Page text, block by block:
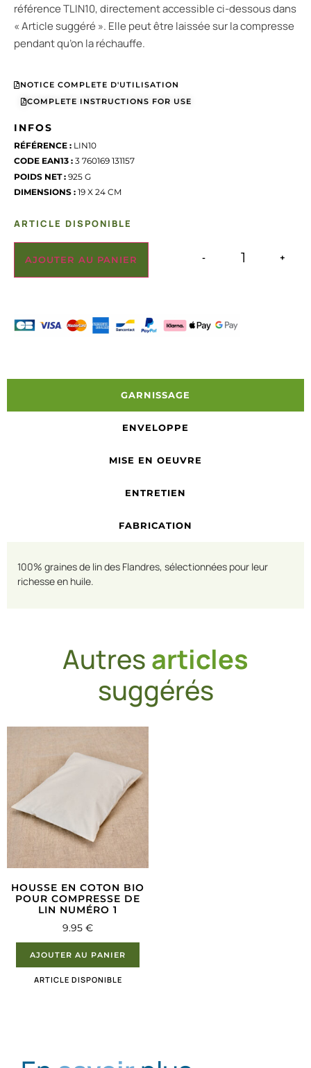
référence TLIN10, directement accessible ci-dessous dans
« Article suggéré ». Elle peut être laissée sur la compresse
pendant qu’on la réchauffe.
NOTICE COMPLETE D'UTILISATION
COMPLETE INSTRUCTIONS FOR USE
INFOS
RÉFÉRENCE : LIN10
CODE EAN13 : 3 760169 131157
POIDS NET : 925 G
DIMENSIONS : 19 X 24 CM
ARTICLE DISPONIBLE
- +
AJOUTER AU PANIER
GARNISSAGE
ENVELOPPE
MISE EN OEUVRE
ENTRETIEN
FABRICATION
100% graines de lin des Flandres, sélectionnées pour leur
richesse en huile.
Autresarticles
suggérés
HOUSSE EN COTON BIO
POUR COMPRESSE DE
LIN NUMÉRO 1
9.95 €
AJOUTER AU PANIER
ARTICLE DISPONIBLE